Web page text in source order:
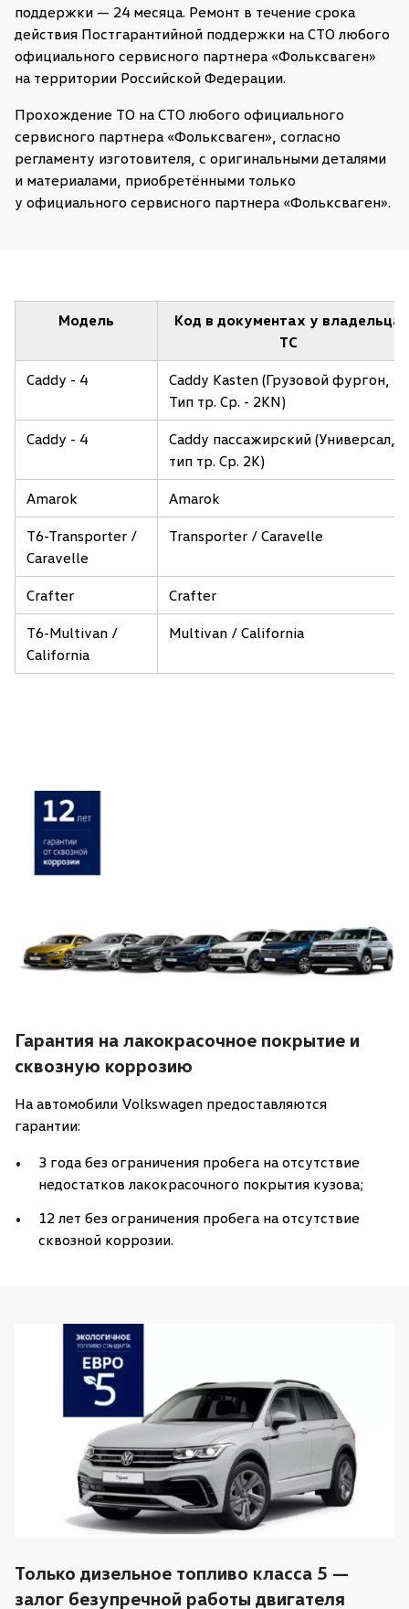
поддержки — 24 меcяца. Ремонт в течение срока
действия Постгарантийной поддержки на СТО любого
официального сервисного партнера «Фольксваген»
на территории Российской Федерации.
Прохождение ТО на СТО любого официального
сервисного партнера «Фольксваген», согласно
регламенту изготовителя, с оригинальными деталями
и материалами, приобретёнными только
у официального сервисного партнера «Фольксваген».
Модель
Код в документах у владельца
ТС
Caddy - 4
Caddy Kasten (Грузовой фургон,
Тип тр. Ср. - 2KN)
Caddy - 4
Caddy пассажирский (Универсал,
тип тр. Ср. 2K)
Amarok Amarok
T6-Transporter /
Caravelle
Transporter / Caravelle
Crafter Crafter
T6-Multivan /
California
Multivan / California
Гарантия на лакокрасочное покрытие и
сквозную коррозию
На автомобили Volkswagen предоставляются
гарантии:
3 года без ограничения пробега на отсутствие
недостатков лакокрасочного покрытия кузова;
12 лет без ограничения пробега на отсутствие
сквозной коррозии.
Только дизельное топливо класса 5 —
залог безупречной работы двигателя